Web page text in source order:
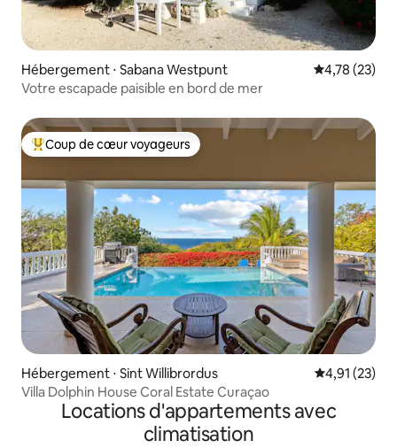
Hébergement ⋅ Sabana Westpunt Évaluation
4,78 (23)
Votre escapade paisible en bord de mer
Coups de cœur voyageurs les plus appréciés
Coup de cœur voyageurs
Hébergement ⋅ Sint Willibrordus Évaluation
4,91 (23)
Villa Dolphin House Coral Estate Curaçao
Locations d'appartements avec
climatisation